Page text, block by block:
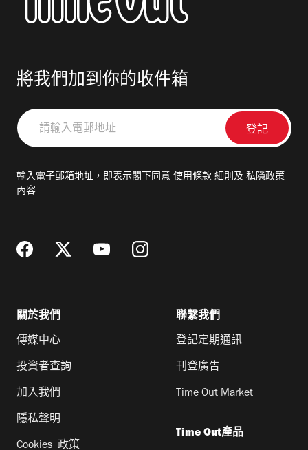
將我們加到你的收件箱
請
輸
郵
輸入電子郵箱地址，即表示閣下同意 使用條款 細則及 私隱政策
內容
關於我們
傳媒中心
投資者查詢
加入我們
隱私聲明
Cookies 政策
聯繫我們
登記定期通訊
刊登廣告
Time Out Market
Time Out產品